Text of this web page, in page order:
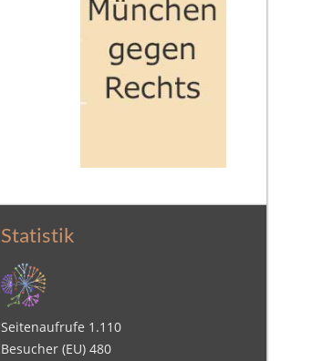
Statistik
Seitenaufrufe 1.110
Besucher (EU) 480